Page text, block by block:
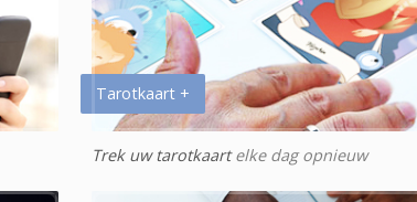
Tarotkaart +
Trek uw tarotkaartelke dag opnieuw